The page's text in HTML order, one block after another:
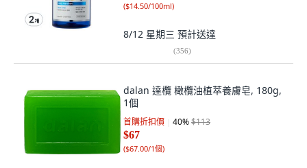
($14.50/100ml)
8/12 星期三 預計送達
(356)
dalan 達欖 橄欖油植萃養膚皂, 180g,
1個
首購折扣價 40%$113
$67
($67.00/1個)